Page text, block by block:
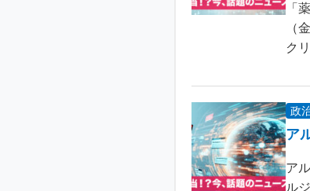
「
（
ク
政
ア
ア
ル